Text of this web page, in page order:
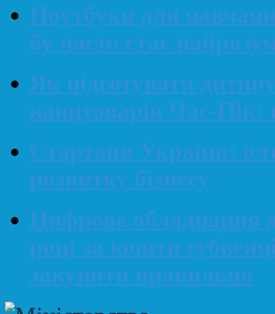
Ноутбуки для
бу часто стає
Як підготувати
канцтоварів Час-Пік:
Стартапи України:
розвитку бізнесу
Цифрове обладнання
році за кошти
закупити правильно